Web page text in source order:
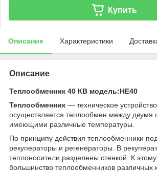
Купить
Описание Характеристики
Описание
Теплообменник 40 КВ модель:HE40
Теплообменник — техническое
осуществляется теплообмен между двумя
имеющими различные температуры.
По принципу действия теплообменники
рекуператоры и регенераторы. В
теплоносители разделены стенкой. К этому
большинство теплообменников различных